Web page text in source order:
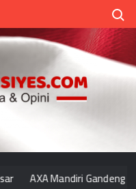
AXA Mandiri Gandeng